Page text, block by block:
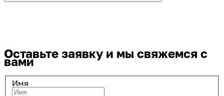
Оставьте заявку и мы свяжемся с
вами
Имя